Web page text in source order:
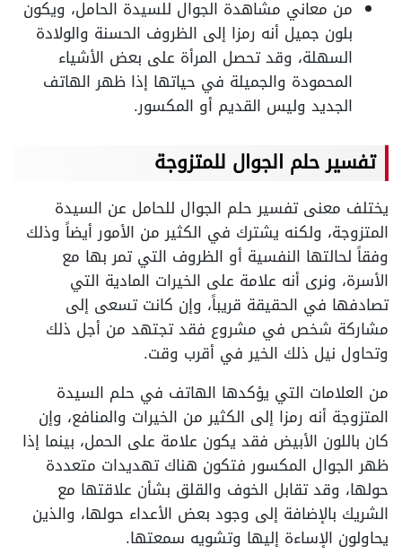
من معاني مشاهدة الجوال للسيدة الحامل، ويكون
بلون جميل أنه رمزا إلى الظروف الحسنة والولادة
السهلة، وقد تحصل المرأة على بعض الأشياء
المحمودة والجميلة في حياتها إذا ظهر الهاتف
الجديد وليس القديم أو المكسور.
تفسير حلم الجوال للمتزوجة
يختلف معنى تفسير حلم الجوال للحامل عن السيدة
المتزوجة، ولكنه يشترك في الكثير من الأمور أيضاً وذلك
وفقاً لحالتها النفسية أو الظروف التي تمر بها مع
الأسرة، ونرى أنه علامة على الخيرات المادية التي
تصادفها في الحقيقة قريباً، وإن كانت تسعى إلى
مشاركة شخص في مشروع فقد تجتهد من أجل ذلك
وتحاول نيل ذلك الخير في أقرب وقت.
من العلامات التي يؤكدها الهاتف في حلم السيدة
المتزوجة أنه رمزا إلى الكثير من الخيرات والمنافع، وإن
كان باللون الأبيض فقد يكون علامة على الحمل، بينما إذا
ظهر الجوال المكسور فتكون هناك تهديدات متعددة
حولها، وقد تقابل الخوف والقلق بشأن علاقتها مع
الشريك بالإضافة إلى وجود بعض الأعداء حولها، والذين
يحاولون الإساءة إليها وتشويه سمعتها.